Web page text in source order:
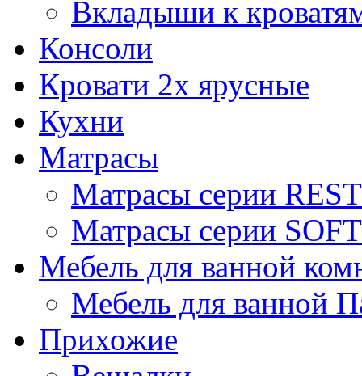
Вкладыши к
Консоли
Кровати 2х ярусные
Кухни
Матрасы
Матрасы серии REST
Матрасы серии SOFT
Мебель для ванной
Мебель для ванной
Прихожие